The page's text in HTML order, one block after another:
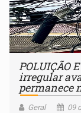
POLUIÇÃO
irregular
permanece
Geral 09